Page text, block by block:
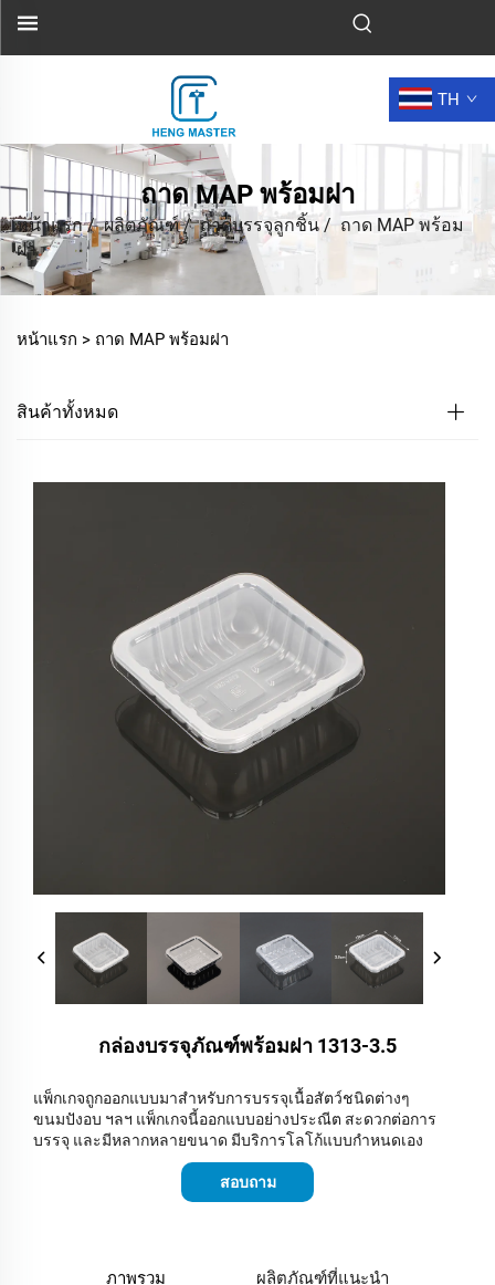
TH
ถาด MAP พร้อมฝา
หน้าแรก/ผลิตภัณฑ์/ถาดบรรจุลูกชิ้น / ถาด MAP พร้อม
ฝา
หน้าแรก > ถาด MAP พร้อมฝา
สินค้าทั้งหมด
กล่องบรรจุภัณฑ์พร้อมฝา 1313-3.5
แพ็กเกจถูกออกแบบมาสำหรับการบรรจุเนื้อสัตว์ชนิดต่างๆ
ขนมปังอบ ฯลฯ แพ็กเกจนี้ออกแบบอย่างประณีต สะดวกต่อการ
บรรจุ และมีหลากหลายขนาด มีบริการโลโก้แบบกำหนดเอง
สอบถาม
ภาพรวม ผลิตภัณฑ์ที่แนะนำ